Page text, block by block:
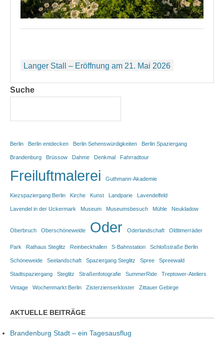
Beitragsnavigation
Langer Stall – Eröffnung am 21. Mai 2026
Suche
Berlin Berlin entdecken Berlin Sehenswürdigkeiten Berlin Spaziergang
Brandenburg Brüssow Dahme Denkmal Fahrradtour
Freiluftmalerei Guthmann-Akademie
Kiezspaziergang Berlin Kirche Kunst Landparie Lavendelfeld
Lavendel in der Uckermark Museum Museumsbesuch Mühle Neukladow
Oberbruch Oberschöneweide Oder Oderlandschaft Oldtimerräder
Park Rathaus Steglitz Reinbeckhallen S-Bahnstation Schloßstraße Berlin
Schöneweide Seelandschaft Spaziergang Steglitz Spree Spreewald
Stadtspaziergang Steglitz Straßenfotografie SummerRide Treptower-Ateliers
Vintage Wochenmarkt Berlin Zisterzienserkloster Zittauer Gebirge
AKTUELLE BEITRÄGE
Brandenburg Stadt – ein Tagesausflug